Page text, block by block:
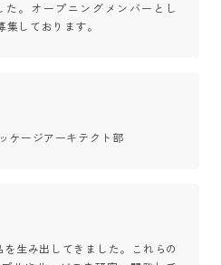
。オープニングメンバーとし
しております。
ケージアーキテクト部
生み出してきました。これらの